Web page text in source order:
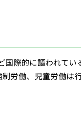
国際的に謳われてい
労働、児童労働は